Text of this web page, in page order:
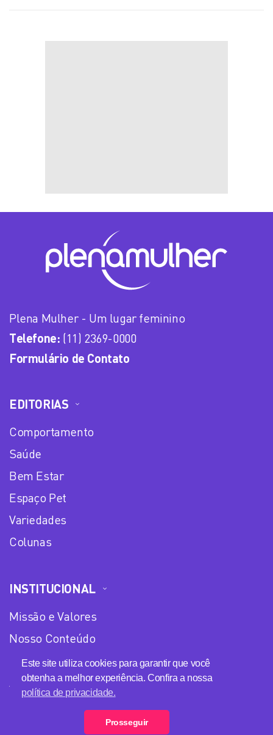
Este site utiliza cookies para garantir que você
obtenha a melhor experiência. Confira a nossa
política de privacidade.
Prosseguir
Plena Mulher - Um lugar feminino
Telefone: (11) 2369-0000
Formulário de Contato
EDITORIAS
Comportamento
Saúde
Bem Estar
Espaço Pet
Variedades
Colunas
INSTITUCIONAL
Missão e Valores
Nosso Conteúdo
Equipe
Anuncie no Plena Mulher
Loja Plena Mulher